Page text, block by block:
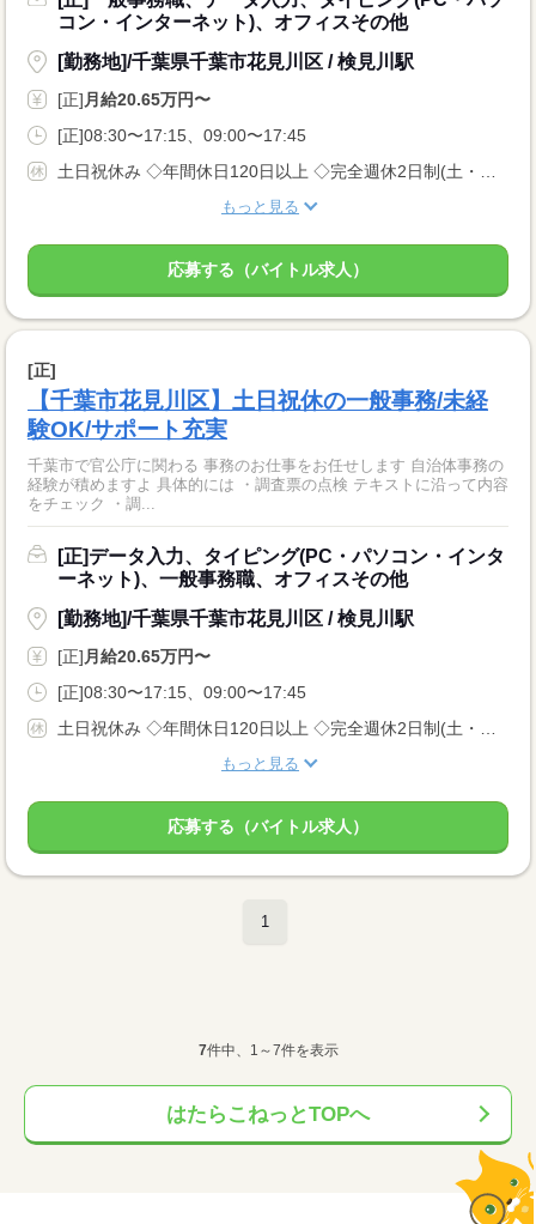
コン・インターネット)、オフィスその他
[勤務地]/千葉県千葉市花見川区 / 検見川駅
[正] 月給20.65万円〜
[正]08:30〜17:15、09:00〜17:45
もっと見る
応募する（バイトル求人）
[正]
【千葉市花見川区】土日祝休の一般事務/未経
験OK/サポート充実
千葉市で官公庁に関わる 事務のお仕事をお任せします 自治体事務の
経験が積めますよ 具体的には ・調査票の点検 テキストに沿って内容
をチェック ・調...
[正]データ入力、タイピング(PC・パソコン・インタ
ーネット)、一般事務職、オフィスその他
[勤務地]/千葉県千葉市花見川区 / 検見川駅
[正] 月給20.65万円〜
[正]08:30〜17:15、09:00〜17:45
もっと見る
応募する（バイトル求人）
1
7件中、1～7件を表示
はたらこねっとTOPへ